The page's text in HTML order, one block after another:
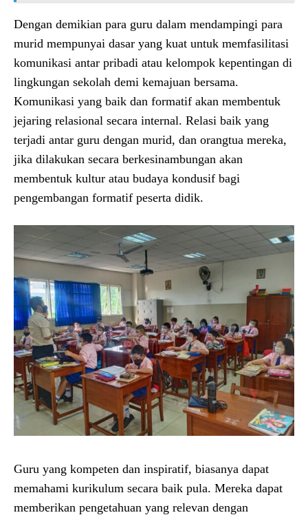
Dengan demikian para guru dalam mendampingi para
murid mempunyai dasar yang kuat untuk memfasilitasi
komunikasi antar pribadi atau kelompok kepentingan di
lingkungan sekolah demi kemajuan bersama.
Komunikasi yang baik dan formatif akan membentuk
jejaring relasional secara internal. Relasi baik yang
terjadi antar guru dengan murid, dan orangtua mereka,
jika dilakukan secara berkesinambungan akan
membentuk kultur atau budaya kondusif bagi
pengembangan formatif peserta didik.
Guru yang kompeten dan inspiratif, biasanya dapat
memahami kurikulum secara baik pula. Mereka dapat
memberikan pengetahuan yang relevan dengan